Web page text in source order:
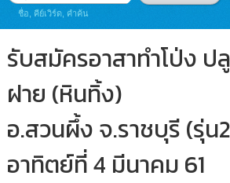
ชื่อ, คีย์เวิร์ด, คำค้น
รับสมัครอาสาทำโป่ง ป
ฝาย (หินทิ้ง)
อ.สวนผึ้ง จ.ราชบุรี (รุ่น
อาทิตย์ที่ 4 มีนาคม 61